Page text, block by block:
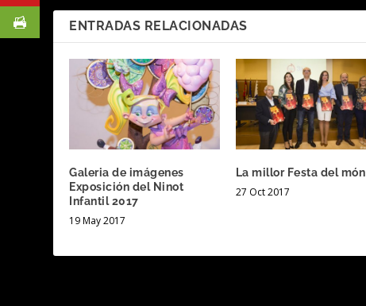
ENTRADAS RELACIONADAS
Galeria de imágenes
Exposición del Ninot
Infantil 2017
19 May 2017
La millor Festa del món
27 Oct 2017